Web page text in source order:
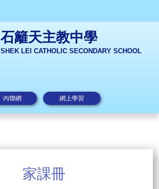
石籬天主教中學
SHEK LEI CATHOLIC SECONDARY SCHOOL
內聯網 網上學習
家課冊